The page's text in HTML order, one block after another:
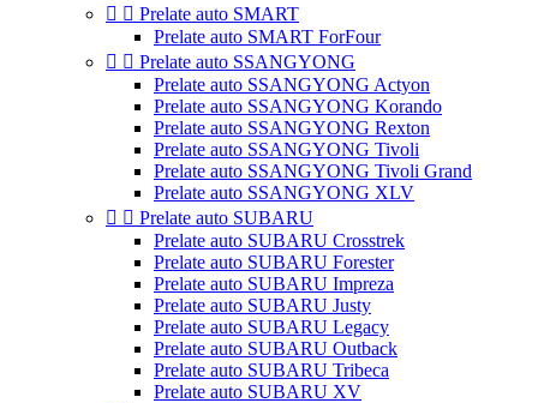
  Prelate auto SMART
Prelate auto SMART ForFour
  Prelate auto SSANGYONG
Prelate auto SSANGYONG Actyon
Prelate auto SSANGYONG Korando
Prelate auto SSANGYONG Rexton
Prelate auto SSANGYONG Tivoli
Prelate auto SSANGYONG Tivoli Grand
Prelate auto SSANGYONG XLV
  Prelate auto SUBARU
Prelate auto SUBARU Crosstrek
Prelate auto SUBARU Forester
Prelate auto SUBARU Impreza
Prelate auto SUBARU Justy
Prelate auto SUBARU Legacy
Prelate auto SUBARU Outback
Prelate auto SUBARU Tribeca
Prelate auto SUBARU XV